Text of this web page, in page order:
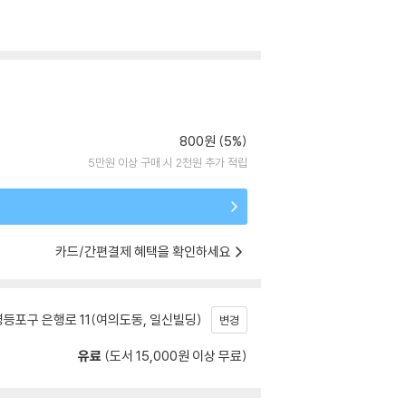
800원 (5%)
5만원 이상 구매 시 2천원 추가 적립
카드/간편결제 혜택을 확인하세요
포구 은행로 11(여의도동, 일신빌딩) 변경
유료 (도서 15,000원 이상 무료)